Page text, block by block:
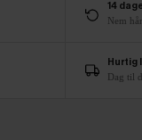
14
Nem
Hurtig
Dag til